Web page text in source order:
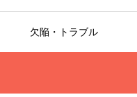
欠陥・トラブル